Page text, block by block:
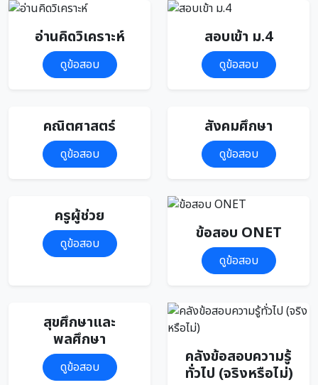
อ่านคิดวิเคราะห์
ดูข้อสอบ
สอบเข้า ม.4
ดูข้อสอบ
คณิตศาสตร์
ดูข้อสอบ
สังคมศึกษา
ดูข้อสอบ
ครูผู้ช่วย
ดูข้อสอบ ข้อสอบ ONET
ดูข้อสอบ
สุขศึกษาและ
พลศึกษา
ดูข้อสอบ
คลังข้อสอบความรู้
ทั่วไป (จริงหรือไม่)